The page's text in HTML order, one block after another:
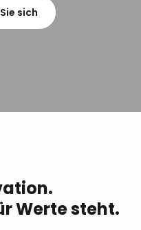
sich
Werte steht.